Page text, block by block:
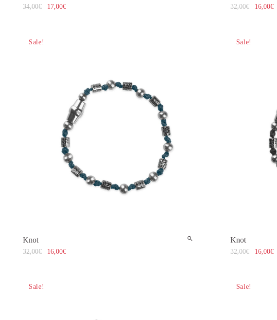
34,00€ 17,00€ 32,00€ 16,00€
Sale!
Knot
32,00€ 16,00€
Sale!
Knot
32,00€ 16,00€
Sale! Sale!